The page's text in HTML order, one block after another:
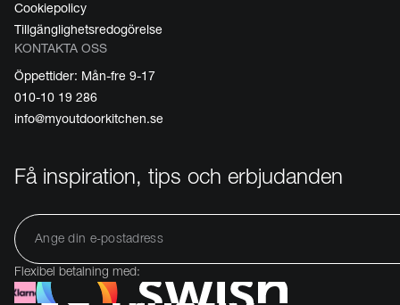
Cookiepolicy
Tillgänglighetsredogörelse
KONTAKTA OSS
Öppettider: Mån-fre 9-17
010-10 19 286
info@myoutdoorkitchen.se
Få inspiration, tips och erbjudanden
Flexibel betalning med: